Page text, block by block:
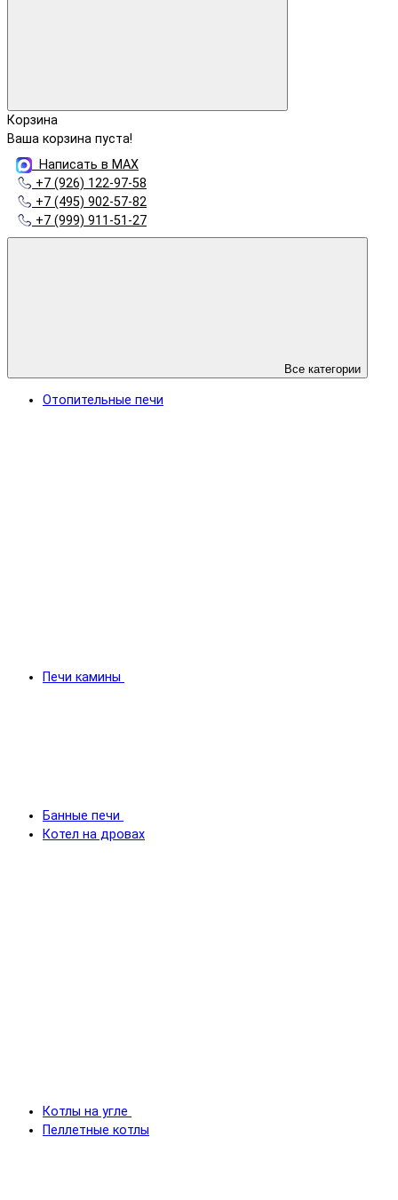
Корзина
Ваша корзина пуста!
Написать в MAX
+7 (926) 122-97-58
+7 (495) 902-57-82
+7 (999) 911-51-27
Все категории
Отопительные печи
Печи камины
Банные печи
Котел на дровах
Котлы на угле
Пеллетные котлы